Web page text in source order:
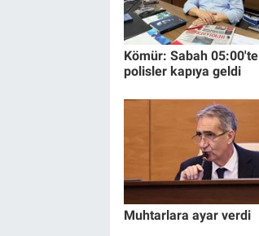
Kömür: Sabah 05:00'te
polisler kapıya geldi
Muhtarlara ayar verdi